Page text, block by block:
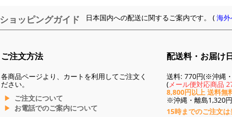
ショッピングガイド 日本国内への配送に関するご案内です。 (海外
ご注文方法
各商品ページより、カートを利用してご注文く
ださい。
ご注文について
お電話でのご案内について
配送料・お届け
送料: 770円(※沖縄
(メール便対応商品
8,800円以上 送料無
※沖縄・離島1,320
15時までのご注文は